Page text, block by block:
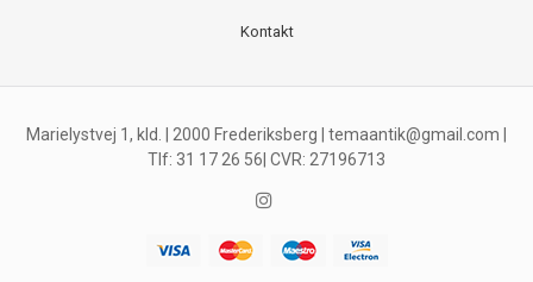
Kontakt
Marielystvej 1, kld. | 2000 Frederiksberg | temaantik@gmail.com
Tlf: 31 17 26 56| CVR: 27196713